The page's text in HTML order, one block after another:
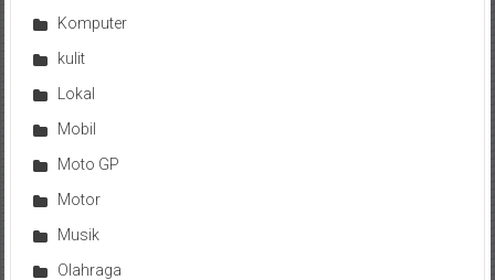
Komputer
kulit
Lokal
Mobil
Moto GP
Motor
Musik
Olahraga